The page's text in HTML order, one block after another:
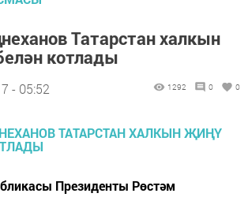
Татарстан халкын
котлады
- 05:52 1292 0 0
Президенты Рөстәм